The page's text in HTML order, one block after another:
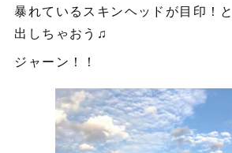
暴れているスキンヘッドが目印！
出しちゃおう♫
ジャーン！！